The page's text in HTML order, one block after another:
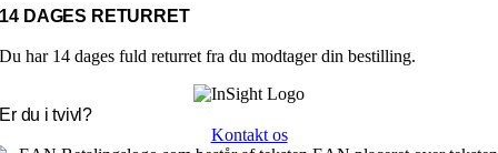
14 DAGES RETURRET
Du har 14 dages fuld returret fra du modtager din bestilling.
Er du i tvivl?
Kontakt os